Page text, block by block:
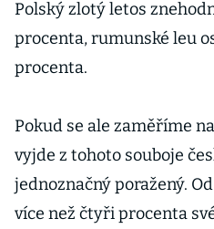
Polský zlotý letos
procenta, rumunské leu
procenta.
Pokud se ale zaměříme
vyjde z tohoto souboje
jednoznačný poražený.
více než čtyři procenta